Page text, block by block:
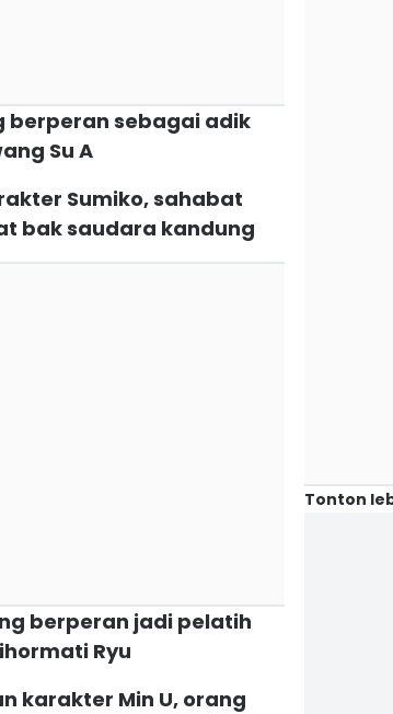
berperan sebagai adik
Su A
Sumiko, sahabat
bak saudara kandung
berperan jadi pelatih
Ryu
karakter Min U, orang
Tonton